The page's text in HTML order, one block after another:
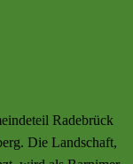
Radebrück
Die Landschaft,